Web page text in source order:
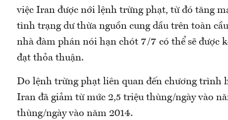
việc Iran được nới lệnh trừng phạt, từ đó tăng
tình trạng dư thừa nguồn cung dầu trên toàn
nhà đàm phán nói hạn chót 7/7 có thể sẽ được
đạt thỏa thuận.
Do lệnh trừng phạt liên quan đến chương trình
Iran đã giảm từ mức 2,5 triệu thùng/ngày vào
thùng/ngày vào năm 2014.